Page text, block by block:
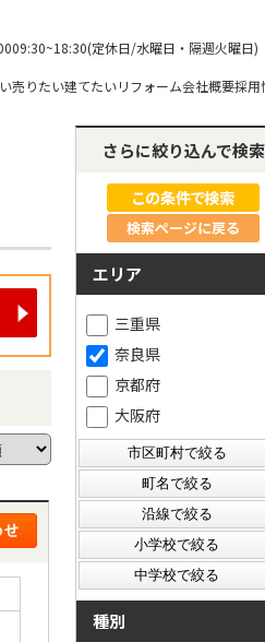
9:30~18:30(定休日/水曜日・隔週火曜日)
売りたい建てたいリフォーム会社概要採用
会員登録
さらに絞り込んで検索
検索ページに戻る
エリア
三重県
奈良県
京都府
大阪府
種別